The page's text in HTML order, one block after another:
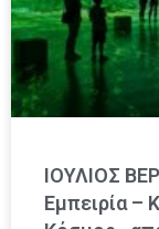
ΙΟΥΛΙΟΣ
Εμπειρία –